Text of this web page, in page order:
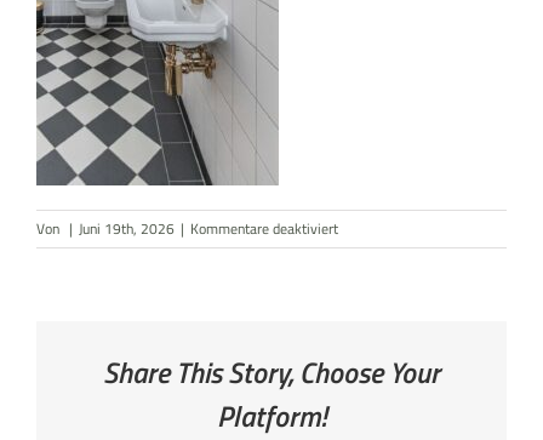
AKTUELLES
KONTAKT
Von | Juni 19th, 2026 | Kommentare deaktiviertfür
Gäste
Share This Story, Choose Your
Platform!